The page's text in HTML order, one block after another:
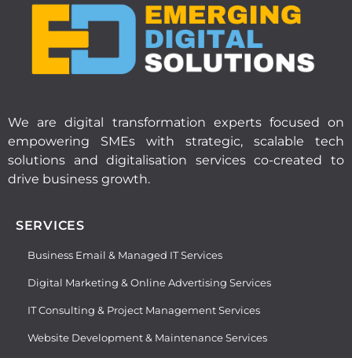
We are digital transformation experts focused on
empowering SMEs with strategic, scalable tech
solutions and digitalisation services co-created to
drive business growth.
SERVICES
Business Email & Managed IT Services
Digital Marketing & Online Advertising Services
IT Consulting & Project Management Services
Website Development & Maintenance Services